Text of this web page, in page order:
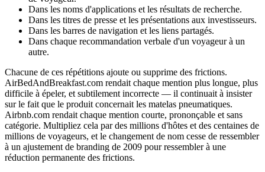
Dans les noms d'applications et les résultats de recherche.
Dans les titres de presse et les présentations aux investisseurs.
Dans les barres de navigation et les liens partagés.
Dans chaque recommandation verbale d'un voyageur à un
autre.
Chacune de ces répétitions ajoute ou supprime des frictions.
AirBedAndBreakfast.com rendait chaque mention plus longue, plus
difficile à épeler, et subtilement incorrecte — il continuait à insister
sur le fait que le produit concernait les matelas pneumatiques.
Airbnb.com rendait chaque mention courte, prononçable et sans
catégorie. Multipliez cela par des millions d'hôtes et des centaines de
millions de voyageurs, et le changement de nom cesse de ressembler
à un ajustement de branding de 2009 pour ressembler à une
réduction permanente des frictions.